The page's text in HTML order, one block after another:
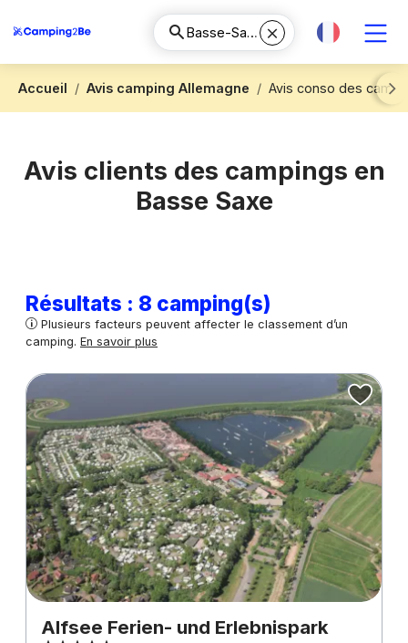
Accueil Avis camping Allemagne
Avis conso des
Next
Avis clients des campings en
Basse Saxe
Résultats : 8 camping(s)
Plusieurs facteurs peuvent affecter le classement d’un
camping. En savoir plus
Alfsee Ferien- und Erlebnispark